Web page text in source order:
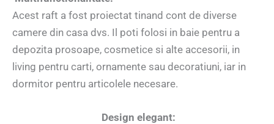
Acest raft a fost proiectat tinand cont de diverse
camere din casa dvs. Il poti folosi in baie pentru a
depozita prosoape, cosmetice si alte accesorii, in
living pentru carti, ornamente sau decoratiuni, iar in
dormitor pentru articolele necesare.
Design elegant: